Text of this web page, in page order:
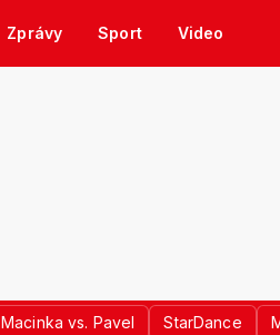
Zprávy Sport Video
Macinka vs. Pavel StarDance